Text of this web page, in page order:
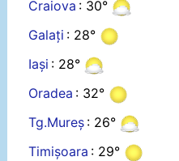
Craiova : 30°
Galați : 28°
Iași : 28°
Oradea : 32°
Tg.Mureș : 26°
Timișoara : 29°